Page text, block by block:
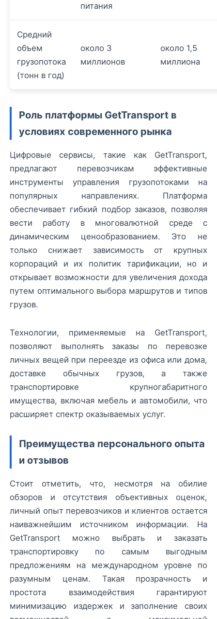
питания
Средний
объем
грузопотока
(тонн в год)
около 3
миллионов
около 1,5
миллиона
Роль платформы GetTransport в
условиях современного рынка
Цифровые сервисы, такие как GetTransport,
предлагают перевозчикам эффективные
инструменты управления грузопотоками на
популярных направлениях. Платформа
обеспечивает гибкий подбор заказов, позволяя
вести работу в многовалютной среде с
динамическим ценообразованием. Это не
только снижает зависимость от крупных
корпораций и их политик тарификации, но и
открывает возможности для увеличения дохода
путем оптимального выбора маршрутов и типов
грузов.
Технологии, применяемые на GetTransport,
позволяют выполнять заказы по перевозке
личных вещей при переезде из офиса или дома,
доставке обычных грузов, а также
транспортировке крупногабаритного
имущества, включая мебель и автомобили, что
расширяет спектр оказываемых услуг.
Преимущества персонального опыта
и отзывов
Стоит отметить, что, несмотря на обилие
обзоров и отсутствия объективных оценок,
личный опыт перевозчиков и клиентов остается
наиважнейшим источником информации. На
GetTransport можно выбрать и заказать
транспортировку по самым выгодным
предложениям на международном уровне по
разумным ценам. Такая прозрачность и
простота взаимодействия гарантируют
минимизацию издержек и заполнение своих